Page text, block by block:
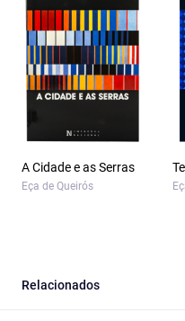
A Cidade e as Serras
Eça de Queirós
Relacionados